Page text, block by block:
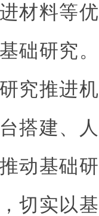
材料等
础研究
究推进
搭建、
动基础
切实以